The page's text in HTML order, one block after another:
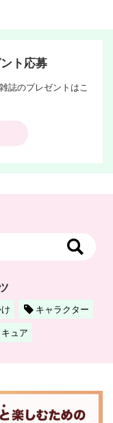
ト応募
誌のプレゼントはこ
キャラクター
ュア